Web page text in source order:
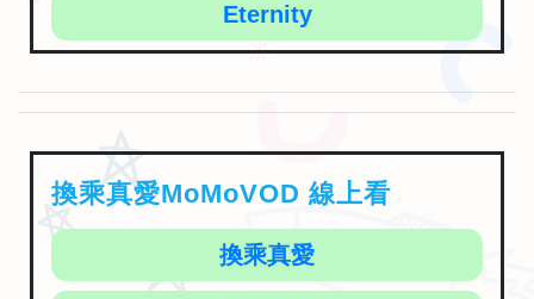
Eternity
換乘真愛MoMoVOD 線上看
換乘真愛